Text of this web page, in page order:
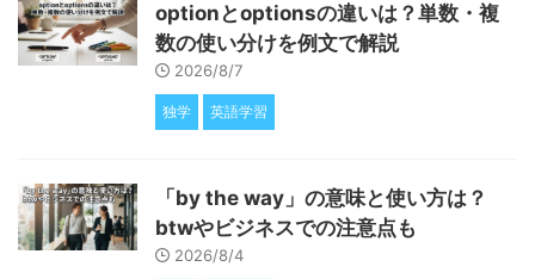
optionとoptionsの違いは？単数・複
数の使い分けを例文で解説
2026/8/7
独学 英語学習
「by the way」の意味と使い方は？
btwやビジネスでの注意点も
2026/8/4